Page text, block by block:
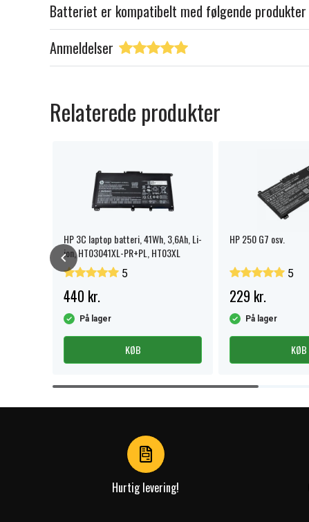
Batteriet er kompatibelt med følgende produkter
Anmeldelser
Relaterede produkter
HP 3C laptop batteri, 41Wh, 3,6Ah, Li-
ion, HT03041XL-PR+PL, HT03XL
5
440 kr.
På lager
KØB
HP 250 G7 osv.
5
229 kr.
På lager
KØB
Item
Hurtig levering!